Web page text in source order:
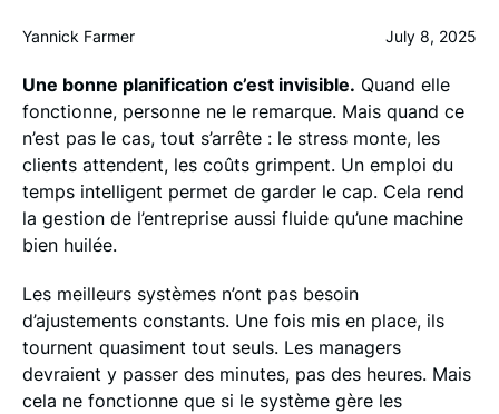
Yannick Farmer July 8, 2025
Une bonne planification c’est invisible. Quand elle
fonctionne, personne ne le remarque. Mais quand ce
n’est pas le cas, tout s’arrête : le stress monte, les
clients attendent, les coûts grimpent. Un emploi du
temps intelligent permet de garder le cap. Cela rend
la gestion de l’entreprise aussi fluide qu’une machine
bien huilée.
Les meilleurs systèmes n’ont pas besoin
d’ajustements constants. Une fois mis en place, ils
tournent quasiment tout seuls. Les managers
devraient y passer des minutes, pas des heures. Mais
cela ne fonctionne que si le système gère les